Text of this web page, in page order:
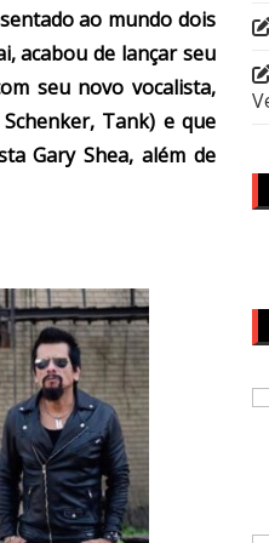
ao mundo dois
acabou de lançar seu
seu novo vocalista,
Tank) e que
Gary Shea, além de